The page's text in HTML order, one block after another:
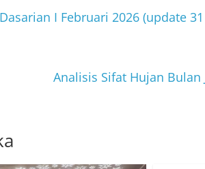
I Februari 2026 (update
Analisis Sifat Hujan Bulan